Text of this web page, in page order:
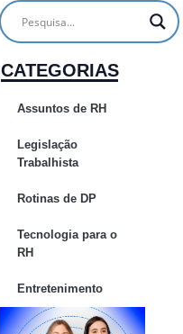
CATEGORIAS
Assuntos de RH
Legislação
Trabalhista
Rotinas de DP
Tecnologia para o
RH
Entretenimento